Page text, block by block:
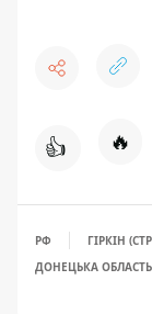
👍 🔥
РФ ГІРКІН
ДОНЕЦЬКА ОБЛАСТЬ